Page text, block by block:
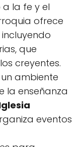
la fe y el
ofrece
que
creyentes.
ambiente
la enseñanza
eventos